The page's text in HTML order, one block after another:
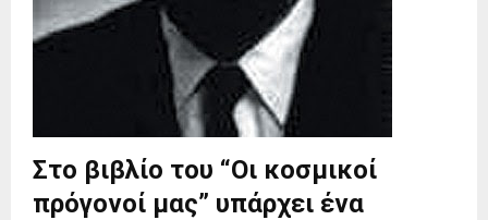
Στο βιβλίο του “Οι κοσμικοί
πρόγονοί μας” υπάρχει ένα